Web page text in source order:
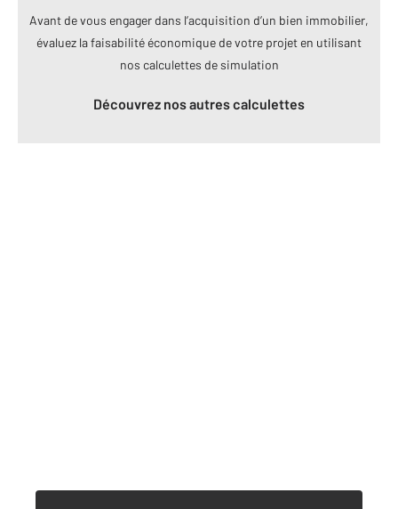
Avant de vous engager dans l’acquisition d’un bien immobilier,
évaluez la faisabilité économique de votre projet en utilisant
nos calculettes de simulation
Découvrez nos autres calculettes